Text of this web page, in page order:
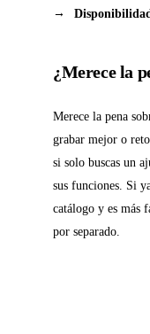
¿Merece la
Merece la pena
grabar mejor o
si solo buscas un
sus funciones. Si
catálogo y es más
por separado.